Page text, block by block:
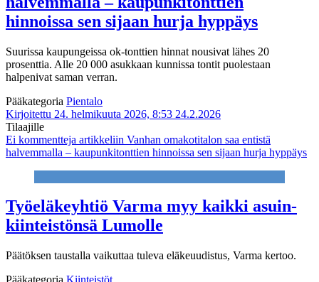
hinnoissa sen sijaan hurja hyppäys
Suurissa kaupungeissa ok-tonttien hinnat nousivat lähes 20
prosenttia. Alle 20 000 asukkaan kunnissa tontit puolestaan
halpenivat saman verran.
Pääkategoria Pientalo
Kirjoitettu 24. helmikuuta 2026, 8:53 24.2.2026
Tilaajille
Ei kommentteja artikkeliin Vanhan omakotitalon saa entistä
halvemmalla – kaupunkitonttien hinnoissa sen sijaan hurja hyppäys
Työeläke­yhtiö Varma myy kaikki asuin­
kiinteistönsä Lumolle
Päätöksen taustalla vaikuttaa tuleva eläkeuudistus, Varma kertoo.